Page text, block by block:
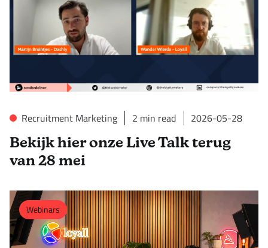
Recruitment Marketing 2 min read 2026-05-28
Bekijk hier onze Live Talk terug
van 28 mei
Webinars